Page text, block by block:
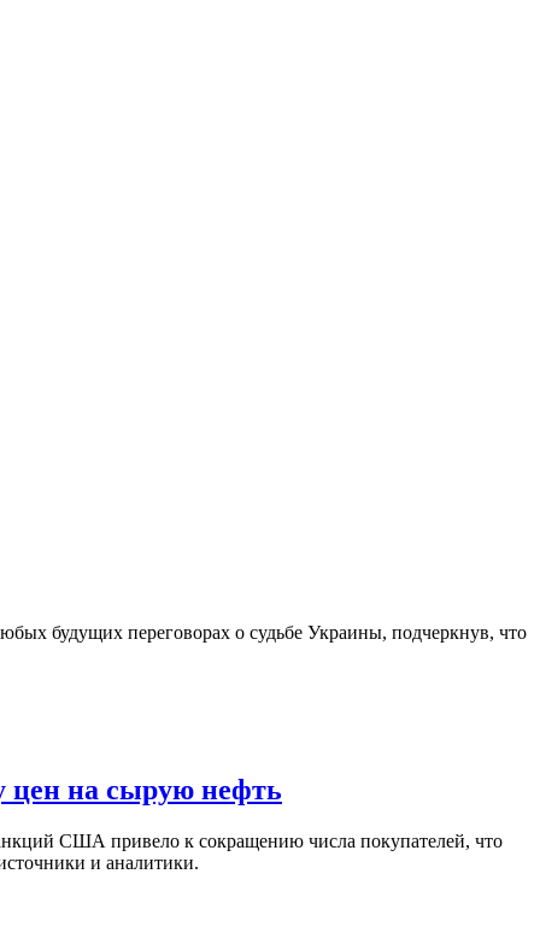
будущих переговорах о судьбе Украины, подчеркнув, что
цен на сырую нефть
США привело к сокращению числа покупателей, что
и аналитики.